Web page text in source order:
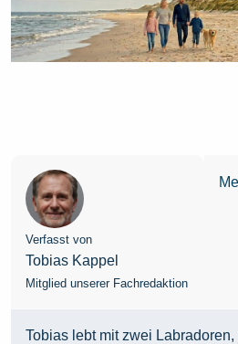
Verfasst von
Tobias Kappel
Mitglied unserer Fachredaktion
Tobias lebt mit zwei